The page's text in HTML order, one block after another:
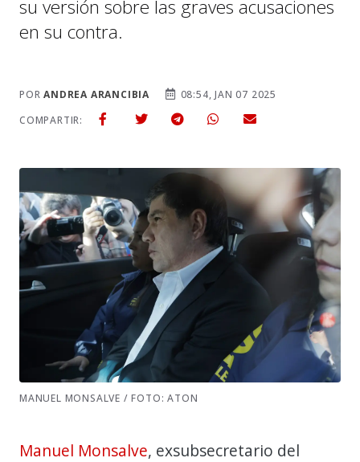
su versión sobre las graves acusaciones
en su contra.
PORANDREA ARANCIBIA
08:54, JAN 07 2025
COMPARTIR:
MANUEL MONSALVE / FOTO: ATON
Manuel Monsalve, exsubsecretario del